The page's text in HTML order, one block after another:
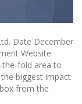
Date December
Website
the-fold area to
biggest impact
from the